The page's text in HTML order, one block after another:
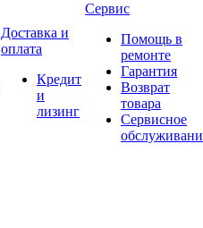
Доставка и
оплата
Кредит
и
лизинг
Сервис
Помощь в
ремонте
Гарантия
Возврат
товара
Сервисное